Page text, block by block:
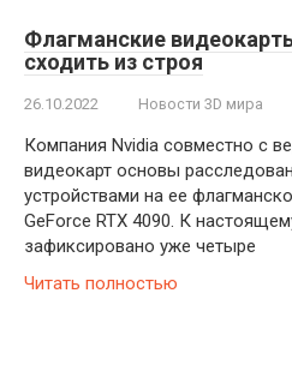
Флагманские
сходить из строя
26.10.2022 Новости 3D мира
Компания Nvidia совместно с
видеокарт основы
устройствами на ее
GeForce RTX 4090. К
зафиксировано уже четыре
Читать полностью